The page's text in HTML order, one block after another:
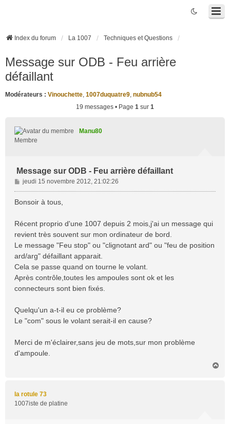
Index du forum La 1007 Techniques et Questions
Message sur ODB - Feu arrière
défaillant
Modérateurs : Vinouchette, 1007duquatre9, nubnub54
19 messages • Page 1 sur 1
Manu80
Membre
Message sur ODB - Feu arrière défaillant
M
e
s
g
e
jeudi 15 novembre 2012, 21:02:26
Bonsoir à tous,
Récent proprio d'une 1007 depuis 2 mois,j'ai un message qui
revient très souvent sur mon ordinateur de bord.
Le message "Feu stop" ou "clignotant ard" ou "feu de position
ard/arg" défaillant apparait.
Cela se passe quand on tourne le volant.
Après contrôle,toutes les ampoules sont ok et les
connecteurs sont bien fixés.
Quelqu'un a-t-il eu ce problème?
Le "com" sous le volant serait-il en cause?
Merci de m'éclairer,sans jeu de mots,sur mon problème
d'ampoule.
la rotule 73
1007iste de platine